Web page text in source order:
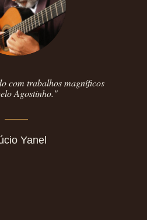
com trabalhos magníficos
Agostinho."
Yanel